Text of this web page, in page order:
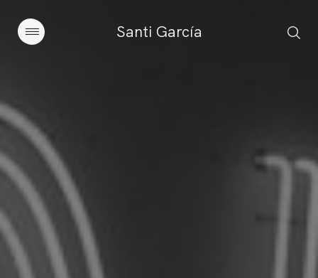
Santi García
Charlas y conferencias
Libros
Sobre este blog
Contacto